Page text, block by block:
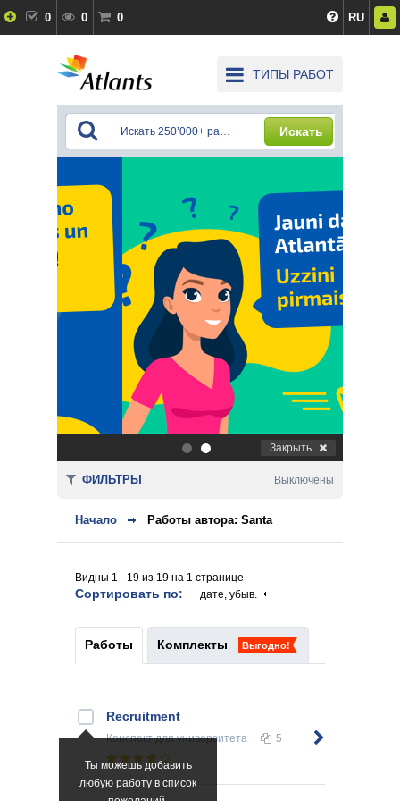
0 0 0 RU
ТИПЫ РАБОТ
Искать
. Закрыть
Начало Работы автора: Santa
Видны 1 - 19 из 19 на 1 странице
Сортировать по: дате, убыв.
Работы Комплекты Выгодно!
Ты можешь добавить
любую работу в список
Recruitment
Конспектдля университета 5
ФИЛЬТРЫ Выключены